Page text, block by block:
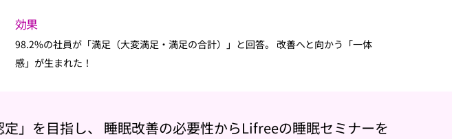
効果
98.2%の社員が「満足（大変満足・満足の合計）」と回答。 改善へと向かう「一体
感」が生まれた！
」を目指し、 睡眠改善の必要性からLifreeの睡眠セミナーを